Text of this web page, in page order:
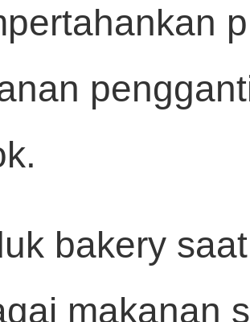
bakery
makanan